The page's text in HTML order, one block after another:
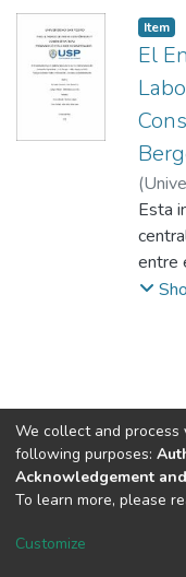
Item
El
(
Esta
entre
DSpace software
Cookie
We collect and
following purposes:
Acknowledgement
To learn more, please
Customize